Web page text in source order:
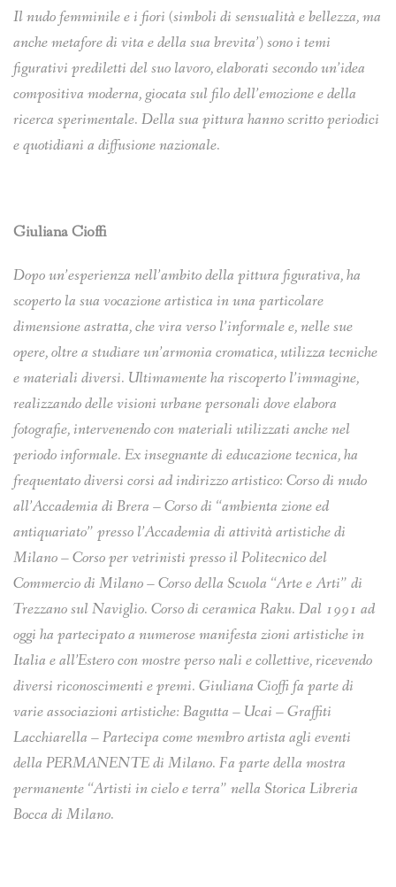
Il nudo femminile e i fiori (simboli di sensualità e bellezza, ma
anche metafore di vita e della sua brevita’) sono i temi
figurativi prediletti del suo lavoro, elaborati secondo un’idea
compositiva moderna, giocata sul filo dell’emozione e della
ricerca sperimentale. Della sua pittura hanno scritto periodici
e quotidiani a diffusione nazionale.
Giuliana Cioffi
Dopo un’esperienza nell’ambito della pittura figurativa, ha
scoperto la sua vocazione artistica inuna particolare
dimensione astratta, che vira verso l’informale e, nelle sue
opere, oltre a studiareun’armonia cromatica, utilizza tecniche
e materiali diversi. Ultimamente ha riscoperto l’immagine,
realizzando delle visioni urbane personali dove elabora
fotografie, intervenendo con materiali utilizzati anche nel
periodo informale. Ex insegnante di educazione tecnica, ha
frequentato diversi corsi ad indirizzo artistico: Corsodi nudo
all’Accademia di Brera – Corso di “ambienta zione ed
antiquariato” presso l’Accademia di attività artistiche di
Milano – Corso per vetrinisti presso il Politecnico del
Commercio di Milano– Corso della Scuola “Arte e Arti” di
Trezzano sul Naviglio. Corso di ceramica Raku. Dal 1991 ad
oggi ha partecipato a numerose manifesta zioni artistiche in
Italia e all’Estero conmostre perso nali e collettive, ricevendo
diversi riconoscimenti e premi. Giuliana Cioffi fa parte di
varie associazioni artistiche: Bagutta – Ucai – Graffiti
Lacchiarella –Partecipa come membro artista agli eventi
della PERMANENTE di Milano. Fa parte della mostra
permanente “Artisti in cielo e terra” nella Storica Libreria
Bocca di Milano.